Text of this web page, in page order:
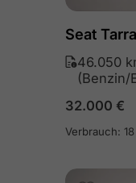
Seat
46.050
(Benzin/
32.000 €
Verbrauch: